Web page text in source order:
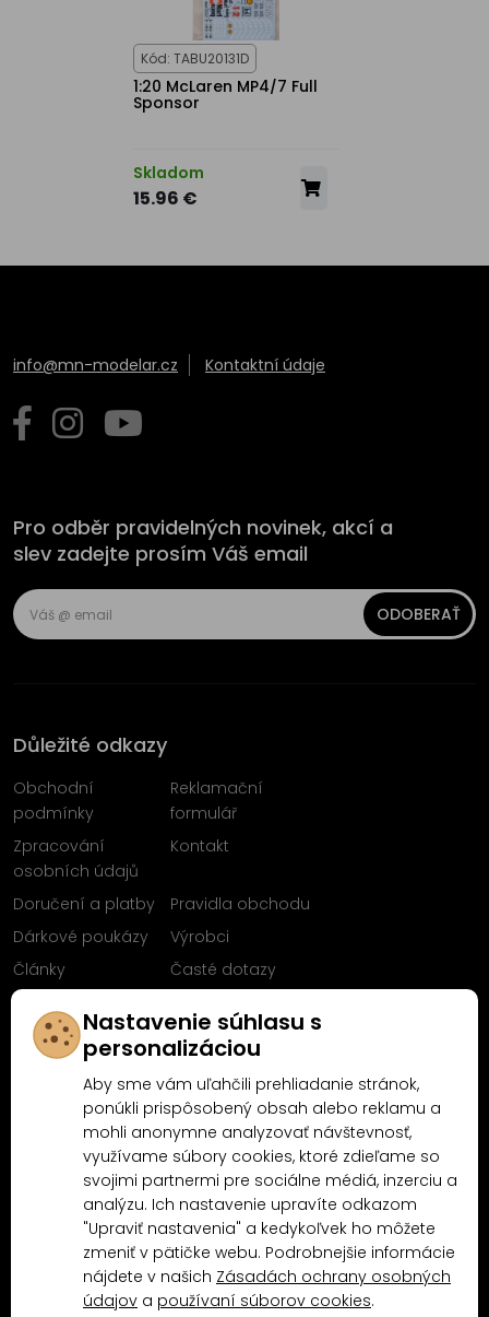
Kód: TABU20131D
1:20 McLaren MP4/7 Full
Sponsor
Skladom
15.96 €
info@mn-modelar.cz Kontaktní údaje
Pro odběr pravidelných novinek, akcí a
slev zadejte prosím Váš email
ODOBERAŤ
Důležité odkazy
Obchodní
podmínky
Reklamační
formulář
Zpracování
osobních údajů
Kontakt
Doručení a platby
Pravidla obchodu
Dárkové poukázy
Výrobci
Články
Časté dotazy
Facebooku
Proč nakoupit u MN-Modelář.cz
4.9/5(10481x) 4.5/5 (189x)
Nastavenie súhlasu s
personalizáciou
Aby sme vám uľahčili prehliadanie stránok,
ponúkli prispôsobený obsah alebo reklamu a
mohli anonymne analyzovať návštevnosť,
využívame súbory cookies, ktoré zdieľame so
svojimi partnermi pre sociálne médiá, inzerciu a
analýzu. Ich nastavenie upravíte odkazom
"Upraviť nastavenia" a kedykoľvek ho môžete
zmeniť v pätičke webu. Podrobnejšie informácie
nájdete v našich Zásadách ochrany osobných
údajov a používaní súborov cookies.